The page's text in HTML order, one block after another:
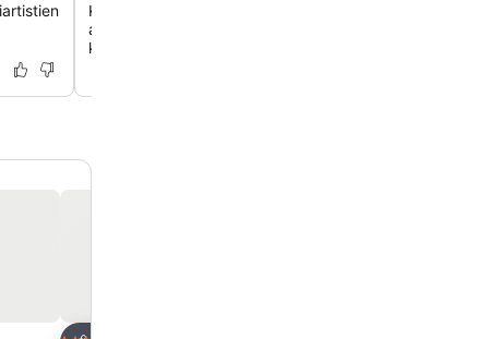
Koe äärimmäinen yksityisyys ja mukavuus
asuintiloissa, joista joissakin on yksityiset
kuntoiluvälineet.